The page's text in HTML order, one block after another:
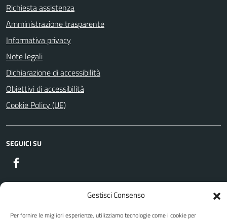
Gestisci Consenso
Per fornire le migliori esperienze, utilizziamo tecnologie come i cookie per
Richiesta assistenza
Amministrazione trasparente
Informativa privacy
Note legali
Dichiarazione di accessibilità
Obiettivi di accessibilità
Cookie Policy (UE)
SEGUICI SU
Piano di miglioramento del sito